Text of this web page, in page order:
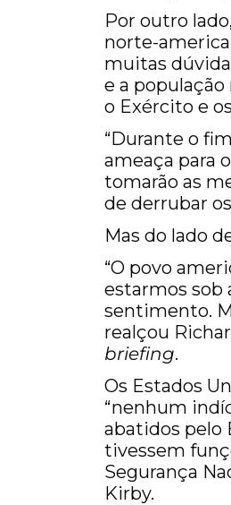
Por outro
norte-
muitas
e a
o Exército e
“Durante o
ameaça para
tomarão as
de derrubar
Mas do lado
“O povo
estarmos sob
sentimento.
realçou
briefing.
Os Estados
“nenhum
abatidos pelo
tivessem
Segurança
Kirby.